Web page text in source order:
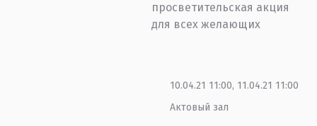
просветительская акция
для всех желающих
10.04.21 11:00, 11.04.21 11:00
Актовый зал